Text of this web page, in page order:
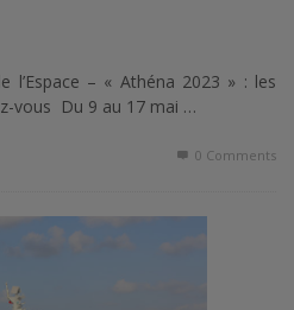
l’Espace – « Athéna 2023 » : les
vous Du 9 au 17 mai …
0 Comments